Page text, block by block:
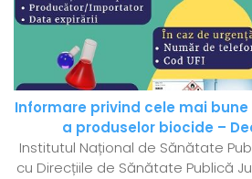
Informare privind cele mai
a produselor biocide –
Institutul Național de Sănătate
cu Direcțiile de Sănătate Publică